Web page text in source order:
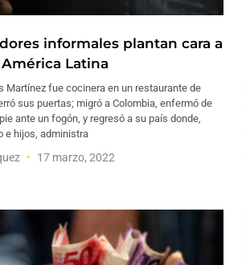
informales plantan cara a
Latina
Martínez fue cocinera en un restaurante de
sus puertas; migró a Colombia, enfermó de
ante un fogón, y regresó a su país donde,
e hijos, administra
17 marzo, 2022